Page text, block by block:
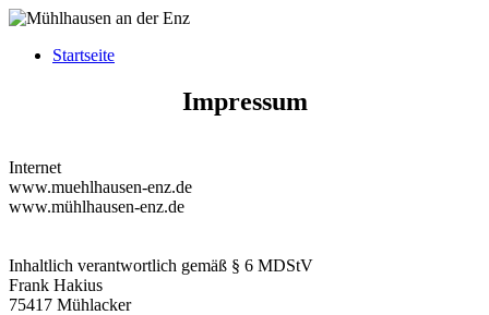
Startseite
Impressum
Internet
www.muehlhausen-enz.de
www.mühlhausen-enz.de
Inhaltlich verantwortlich gemäß § 6 MDStV
Frank Hakius
75417 Mühlacker